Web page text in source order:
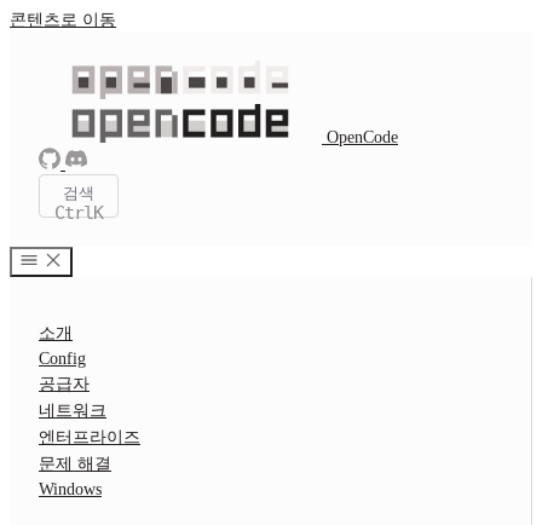
콘텐츠로 이동
OpenCode
검색
CtrlK
소개
Config
공급자
네트워크
엔터프라이즈
문제 해결
Windows